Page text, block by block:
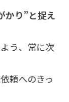
かり”と捉え
う、常に次
頼へのきっ